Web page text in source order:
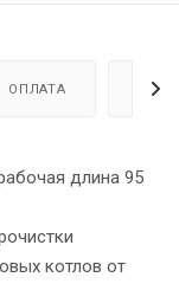
ОПЛАТА
длина 95
котлов от